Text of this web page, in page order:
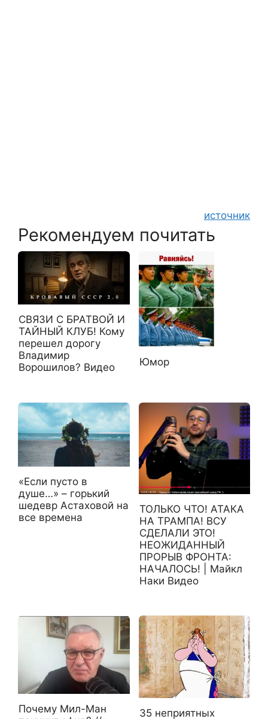
источник
Рекомендуем почитать
СВЯЗИ С БРАТВОЙ И
ТАЙНЫЙ КЛУБ! Кому
перешел дорогу
Владимир
Ворошилов? Видео
Юмор
«Если пусто в
душе…» – горький
шедевр Астаховой на
все времена
ТОЛЬКО ЧТО! АТАКА
НА ТРАМПА! ВСУ
СДЕЛАЛИ ЭТО!
НЕОЖИДАННЫЙ
ПРОРЫВ ФРОНТА:
НАЧАЛОСЬ! | Майкл
Наки Видео
Почему Мил-Ман
35 неприятных